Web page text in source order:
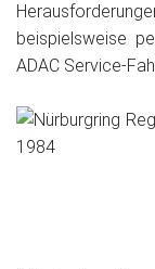
beispielsweise
ADAC Service-